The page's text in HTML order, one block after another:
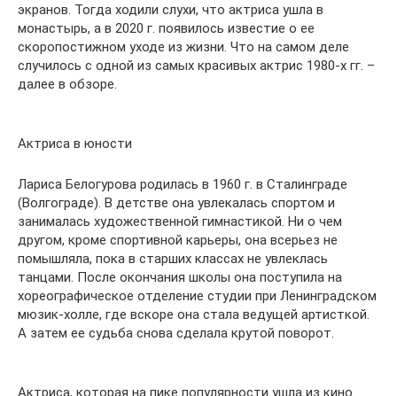
экранов. Тогда ходили слухи, что актриса ушла в
монастырь, а в 2020 г. появилось известие о ее
скоропостижном уходе из жизни. Что на самом деле
случилось с одной из самых красивых актрис 1980-х гг. –
далее в обзоре.
Актриса в юности
Лариса Белогурова родилась в 1960 г. в Сталинграде
(Волгограде). В детстве она увлекалась спортом и
занималась художественной гимнастикой. Ни о чем
другом, кроме спортивной карьеры, она всерьез не
помышляла, пока в старших классах не увлеклась
танцами. После окончания школы она поступила на
хореографическое отделение студии при Ленинградском
мюзик-холле, где вскоре она стала ведущей артисткой.
А затем ее судьба снова сделала крутой поворот.
Актриса, которая на пике популярности ушла из кино